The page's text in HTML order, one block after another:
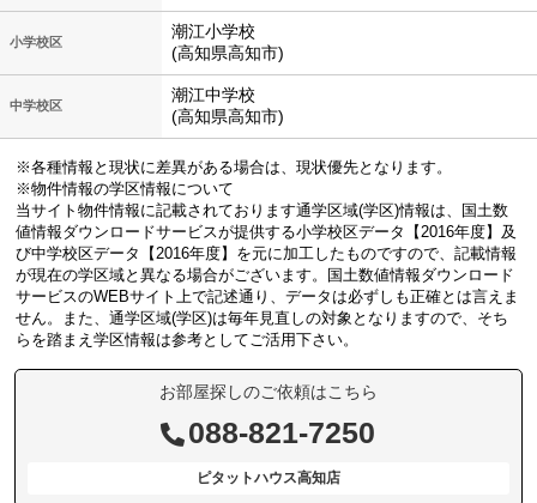
小学校区
潮江小学校
(高知県高知市)
中学校区
潮江中学校
(高知県高知市)
※各種情報と現状に差異がある場合は、現状優先となります。
※物件情報の学区情報について
当サイト物件情報に記載されております通学区域(学区)情報は、国土数
値情報ダウンロードサービスが提供する小学校区データ【2016年度】及
び中学校区データ【2016年度】を元に加工したものですので、記載情報
が現在の学区域と異なる場合がございます。国土数値情報ダウンロード
サービスのWEBサイト上で記述通り、データは必ずしも正確とは言えま
せん。また、通学区域(学区)は毎年見直しの対象となりますので、そち
らを踏まえ学区情報は参考としてご活用下さい。
お部屋探しのご依頼はこちら
088-821-7250
ピタットハウス高知店